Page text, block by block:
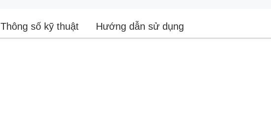
Thông số kỹ thuật Hướng dẫn sử dụng